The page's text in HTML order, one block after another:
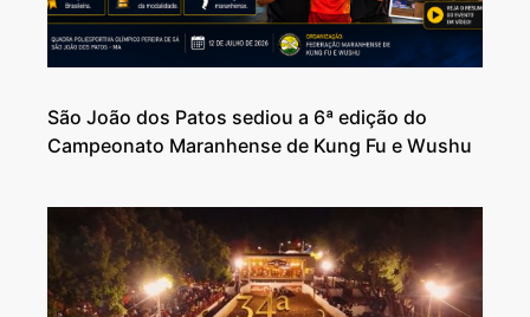
São João dos Patos sediou a 6ª edição do
Campeonato Maranhense de Kung Fu e Wushu